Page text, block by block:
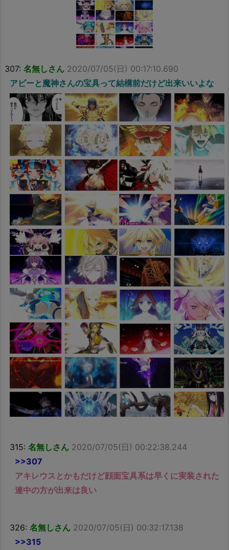
307: 名無しさん 2020/07/05(日) 00:17:10.690
アビーと魔神さんの宝具って結構前だけど出来いいよな
315: 名無しさん 2020/07/05(日) 00:22:38.244
>>307
アキレウスとかもだけど顔面宝具系は早くに実装された
連中の方が出来は良い
326: 名無しさん 2020/07/05(日) 00:32:17.138
>>315